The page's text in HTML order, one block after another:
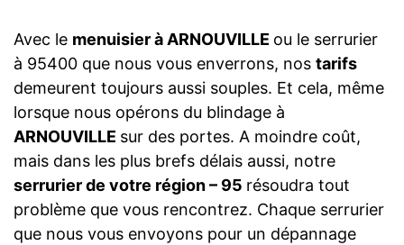
Avec le menuisier à ARNOUVILLE ou le serrurier
à 95400 que nous vous enverrons, nos tarifs
demeurent toujours aussi souples. Et cela, même
lorsque nous opérons du blindage à
ARNOUVILLE sur des portes. A moindre coût,
mais dans les plus brefs délais aussi, notre
serrurier de votre région – 95 résoudra tout
problème que vous rencontrez. Chaque serrurier
que nous vous envoyons pour un dépannage